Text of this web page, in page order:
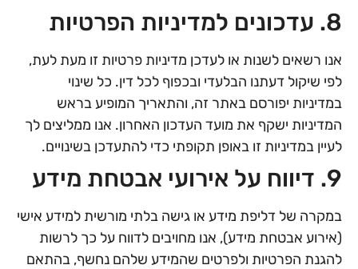
8. עדכונים למדיניות הפרטיות
אנו רשאים לשנות או לעדכן מדיניות פרטיות זו מעת לעת,
לפי שיקול דעתנו הבלעדי ובכפוף לכל דין. כל שינוי
במדיניות יפורסם באתר זה, והתאריך המופיע בראש
המדיניות ישקף את מועד העדכון האחרון. אנו ממליצים לך
לעיין במדיניות זו באופן תקופתי כדי להתעדכן בשינויים.
9. דיווח על אירועי אבטחת מידע
במקרה של דליפת מידע או גישה בלתי מורשית למידע אישי
(אירוע אבטחת מידע), אנו מחויבים לדווח על כך לרשות
להגנת הפרטיות ולפרטים שהמידע שלהם נחשף, בהתאם